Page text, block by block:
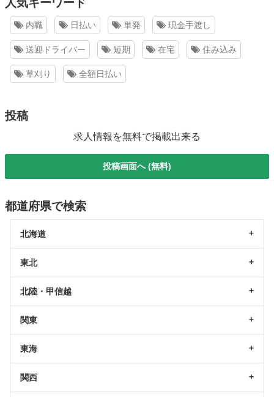
人気キーワード
内職 日払い 単発 現金手渡し
送迎ドライバー 短期 在宅 住み込み
草刈り 全額日払い
投稿
求人情報を無料で掲載出来る
投稿画面へ (無料)
都道府県で検索
北海道
東北
北陸・甲信越
関東
東海
関西